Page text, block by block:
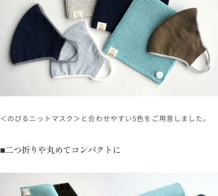
＜のびるニットマスク＞と合わせやすい5色をご用意しました。
■二つ折りや丸めてコンパクトに